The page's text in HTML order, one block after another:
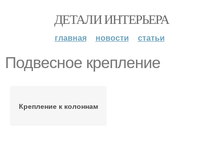
ДЕТАЛИ ИНТЕРЬЕРА
главная новости статьи
Подвесное крепление
Крепление к колоннам